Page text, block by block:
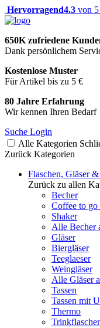
Hervorragend4.3 von
650K zufriedene
Dank persönlichem
Kostenlose Muster
Für Artikel bis zu 5 €
80 Jahre Erfahrung
Wir kennen Ihren Bedarf
Suche Login
Alle Kategorien
Zurück Kategorien
Flaschen, Gläser &
Zurück zu allen
Becher
Coffee to go
Shaker
Alle Becher
Gläser
Biergläser
Teeglaeser
Weingläser
Alle Gläser
Tassen
Tassen mit
Thermo